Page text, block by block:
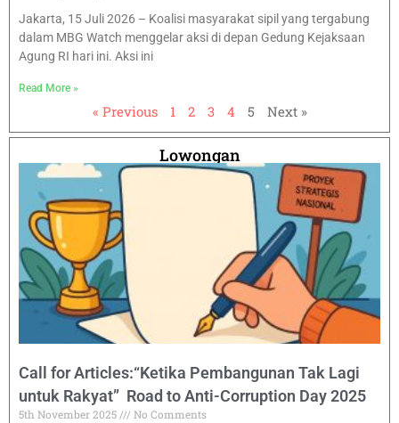
Jakarta, 15 Juli 2026 – Koalisi masyarakat sipil yang tergabung
dalam MBG Watch menggelar aksi di depan Gedung Kejaksaan
Agung RI hari ini. Aksi ini
Read More »
« Previous 1 2 3 4 5 Next »
Lowongan
Call for Articles:“Ketika Pembangunan Tak Lagi
untuk Rakyat” Road to Anti-Corruption Day 2025
5th November 2025 No Comments